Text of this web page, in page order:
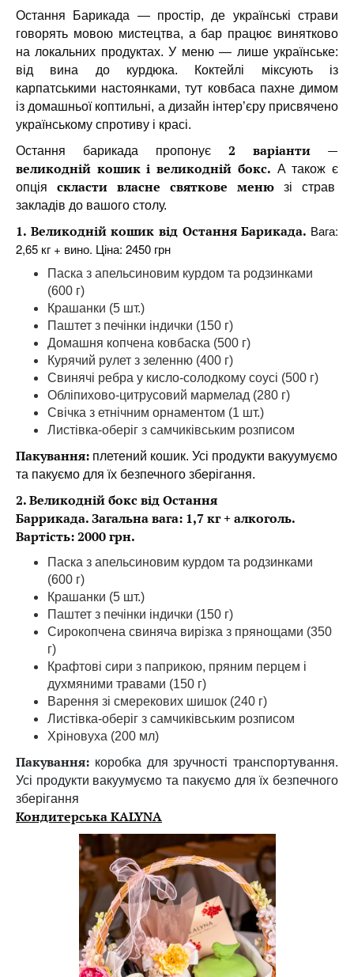
Остання Барикада — простір, де українські страви
говорять мовою мистецтва, а бар працює винятково
на локальних продуктах. У меню — лише українське:
від вина до курдюка. Коктейлі міксують із
карпатськими настоянками, тут ковбаса пахне димом
із домашньої коптильні, а дизайн інтер’єру присвячено
українському спротиву і красі.
Остання барикада пропонує 2 варіанти —
великодній кошик і великодній бокс. А також є
опція скласти власне святкове меню зі страв
закладів до вашого столу.
1. Великодній кошик від Остання Барикада. Вага:
2,65 кг + вино. Ціна: 2450 грн
Паска з апельсиновим курдом та родзинками
(600 г)
Крашанки (5 шт.)
Паштет з печінки індички (150 г)
Домашня копчена ковбаска (500 г)
Курячий рулет з зеленню (400 г)
Свинячі ребра у кисло-солодкому соусі (500 г)
Обліпихово-цитрусовий мармелад (280 г)
Свічка з етнічним орнаментом (1 шт.)
Листівка-оберіг з самчиківським розписом
Пакування: плетений кошик. Усі продукти вакуумуємо
та пакуємо для їх безпечного зберігання.
2. Великодній бокс від Остання
Баррикада.Загальна вага: 1,7 кг + алкоголь.
Вартість: 2000 грн.
Паска з апельсиновим курдом та родзинками
(600 г)
Крашанки (5 шт.)
Паштет з печінки індички (150 г)
Сирокопчена свиняча вирізка з прянощами (350
г)
Крафтові сири з паприкою, пряним перцем і
духмяними травами (150 г)
Варення зі смерекових шишок (240 г)
Листівка-оберіг з самчиківським розписом
Хріновуха (200 мл)
Пакування: коробка для зручності транспортування.
Усі продукти вакуумуємо та пакуємо для їх безпечного
зберігання
Кондитерська KALYNA